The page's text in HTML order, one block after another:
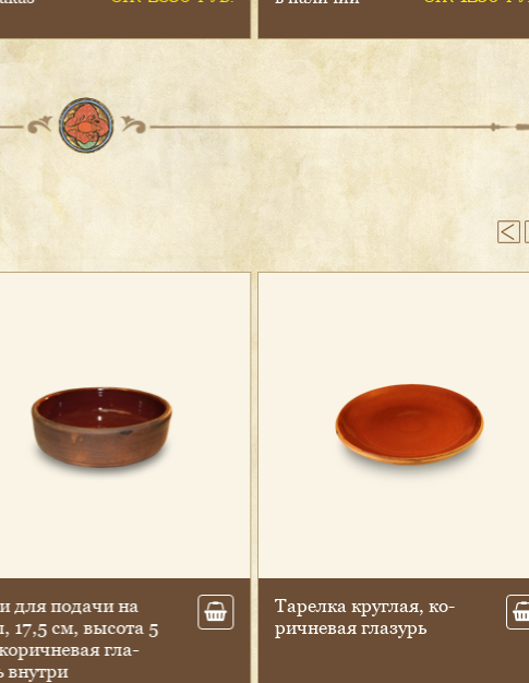
для по­дачи на
17,5 см, вы­сота 5
гла­
Та­рел­ка круг­лая, ко­
рич­не­вая гла­зурь